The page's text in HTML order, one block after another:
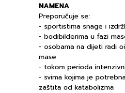
NAMENA
Preporučuje se:
- sportistima snage i
- bodibilderima u fazi
- osobama na dijeti radi
mase
- tokom perioda
- svima kojima je
zaštita od katabolizma